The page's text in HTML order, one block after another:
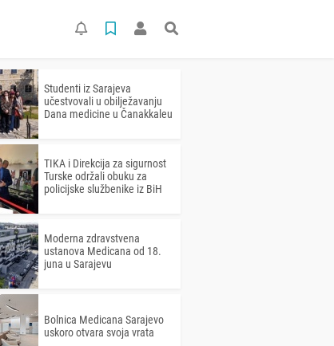
Studenti iz Sarajeva
učestvovali u obilježavanju
Dana medicine u Čanakkaleu
TIKA i Direkcija za sigurnost
Turske održali obuku za
policijske službenike iz BiH
Moderna zdravstvena
ustanova Medicana od 18.
juna u Sarajevu
Bolnica Medicana Sarajevo
uskoro otvara svoja vrata